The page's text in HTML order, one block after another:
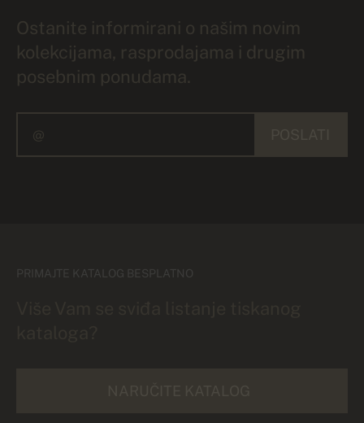
Ostanite informirani o našim novim
kolekcijama, rasprodajama i drugim
posebnim ponudama.
PRIMAJTE KATALOG BESPLATNO